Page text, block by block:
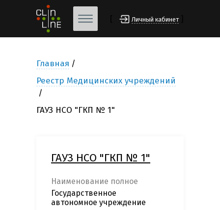
Личный кабинет
Главная
Реестр Медицинских учреждений
ГАУЗ НСО "ГКП № 1"
ГАУЗ НСО "ГКП № 1"
Наименование полное
Государственное
автономное учреждение